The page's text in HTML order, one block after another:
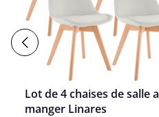
Lot de 4 chaises de salle a
manger Linares